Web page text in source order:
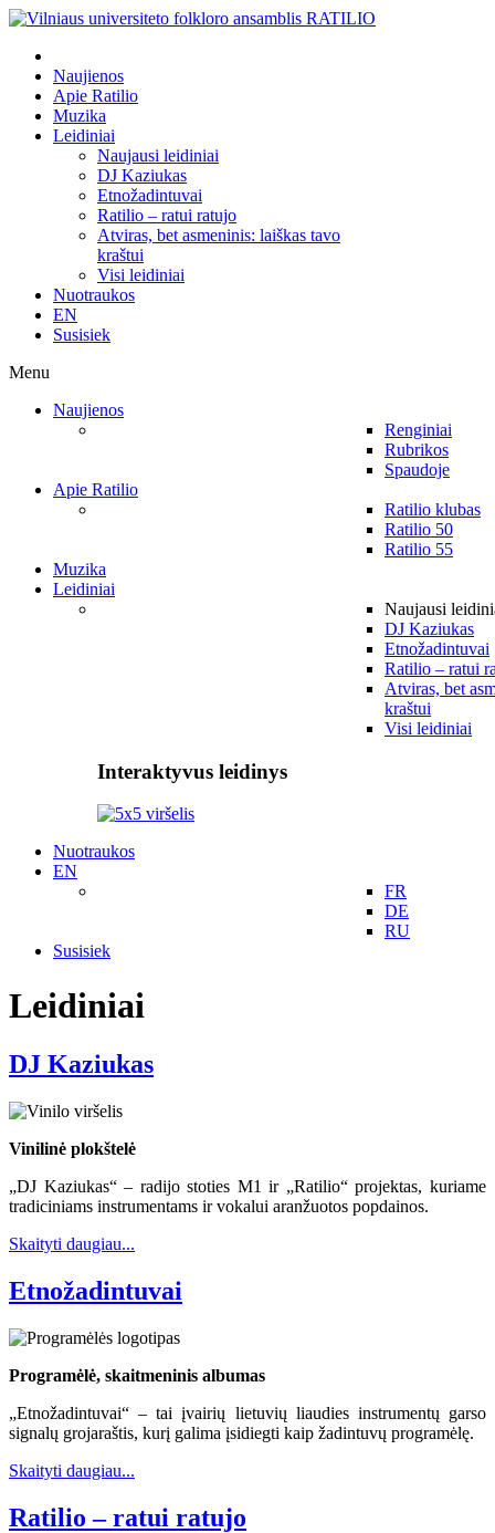
Naujienos
Apie Ratilio
Muzika
Leidiniai
Naujausi leidiniai
DJ Kaziukas
Etnožadintuvai
Ratilio – ratui ratujo
Atviras, bet asmeninis: laiškas tavo
kraštui
Visi leidiniai
Nuotraukos
EN
Susisiek
Menu
Naujienos
Renginiai
Rubrikos
Spaudoje
Apie Ratilio
Ratilio klubas
Ratilio 50
Ratilio 55
Muzika
Leidiniai
Naujausi
DJ Kaziukas
Etnožadintuvai
Ratilio – ratui
Atviras, bet
kraštui
Visi leidiniai
Interaktyvus leidinys
Nuotraukos
EN
FR
DE
RU
Susisiek
Leidiniai
DJ Kaziukas
Vinilinė plokštelė
„DJ Kaziukas“ – radijo stoties M1 ir „Ratilio“ projektas, kuriame
tradiciniams instrumentams ir vokalui aranžuotos popdainos.
Skaityti daugiau...
Etnožadintuvai
Programėlė, skaitmeninis albumas
„Etnožadintuvai“ – tai įvairių lietuvių liaudies instrumentų garso
signalų grojaraštis, kurį galima įsidiegti kaip žadintuvų programėlę.
Skaityti daugiau...
Ratilio – ratui ratujo